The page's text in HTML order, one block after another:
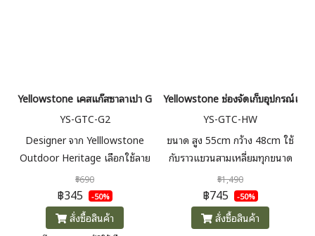
Yellowstone เคสแก๊สซาลาเปา Golden Tiger Camo
YS-GTC-G2
Designer จาก Yelllowstone
Outdoor Heritage เลือกใช้ลาย
คลาสสิค Golden Tiger Camo
มาทำเป็นเคสแก๊สซาลาเปาให้ดูน่า
ใช้ น่าสะสม เป็นสายแคมป์เปอร์ตัว
จริง
฿690
฿345 -50%
สั่งซื้อสินค้า
Yellowstone ช่องจัดเก็บอุปกรณ์แค
YS-GTC-HW
ขนาด สูง 55cm กว้าง 48cm ใช้
กับราวแขวนสามเหลี่ยมทุกขนาด
ช่วยยึดให้ราวมั่นคงมากขึ้นและยัง
จัดเก็บของได้เรียบร้อย หยิบใช้
งานได้ง่าย
฿1,490
฿745 -50%
สั่งซื้อสินค้า